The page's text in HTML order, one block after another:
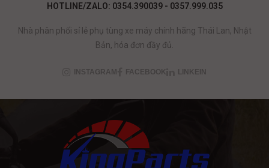
HOTLINE/ZALO: 0354.390039 - 0357.999.035
Nhà phân phối sỉ lẻ phụ tùng xe máy chính hãng Thái Lan, Nhật
Bản, hóa đơn đầy đủ.
INSTAGRAM FACEBOOK LINKEIN